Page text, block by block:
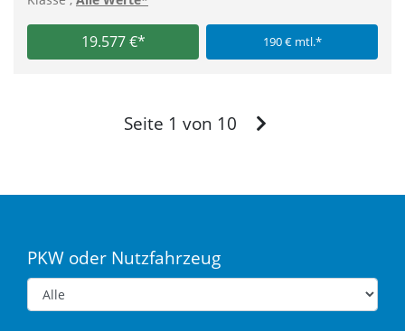
19.577 €* 190 € mtl.*
Seite 1 von 10
PKW oder Nutzfahrzeug